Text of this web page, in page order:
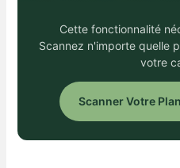
Cette fonctionnalité
Scannez n'importe quelle
votre
Scanner Votre